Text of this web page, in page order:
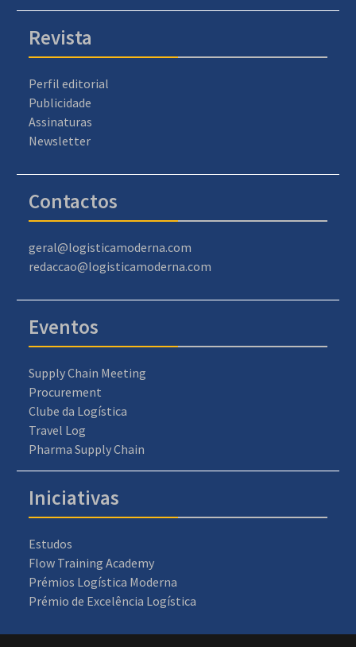
Revista
Perfil editorial
Publicidade
Assinaturas
Newsletter
Contactos
geral@logisticamoderna.com
redaccao@logisticamoderna.com
Eventos
Supply Chain Meeting
Procurement
Clube da Logística
Travel Log
Pharma Supply Chain
Iniciativas
Estudos
Flow Training Academy
Prémios Logística Moderna
Prémio de Excelência Logística